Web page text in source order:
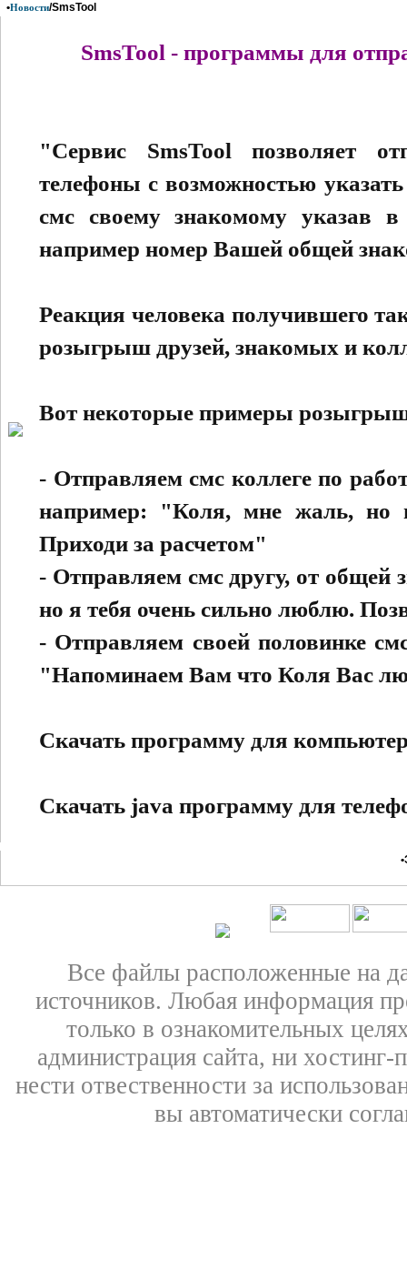
•Новости/SmsTool
SmsTool - программы для
"Сервис SmsTool позволяет
телефоны с возможностью
смс своему знакомому указав
например номер Вашей общей
Реакция человека получившего
розыгрыш друзей, знакомых и
Вот некоторые примеры
- Отправляем смс коллеге по
например: "Коля, мне жаль, но
Приходи за расчетом"
- Отправляем смс другу, от
но я тебя очень сильно люблю.
- Отправляем своей половинке
"Напоминаем Вам что Коля Вас
Скачать программу для
Скачать java программу для
Все файлы расположенные на
источников. Любая информация
только в ознакомительных
администрация сайта, ни
нести отвественности за
вы автоматически